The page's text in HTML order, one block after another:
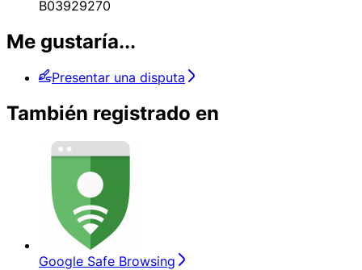
B03929270
Me gustaría...
Presentar una disputa
También registrado en
Google Safe Browsing